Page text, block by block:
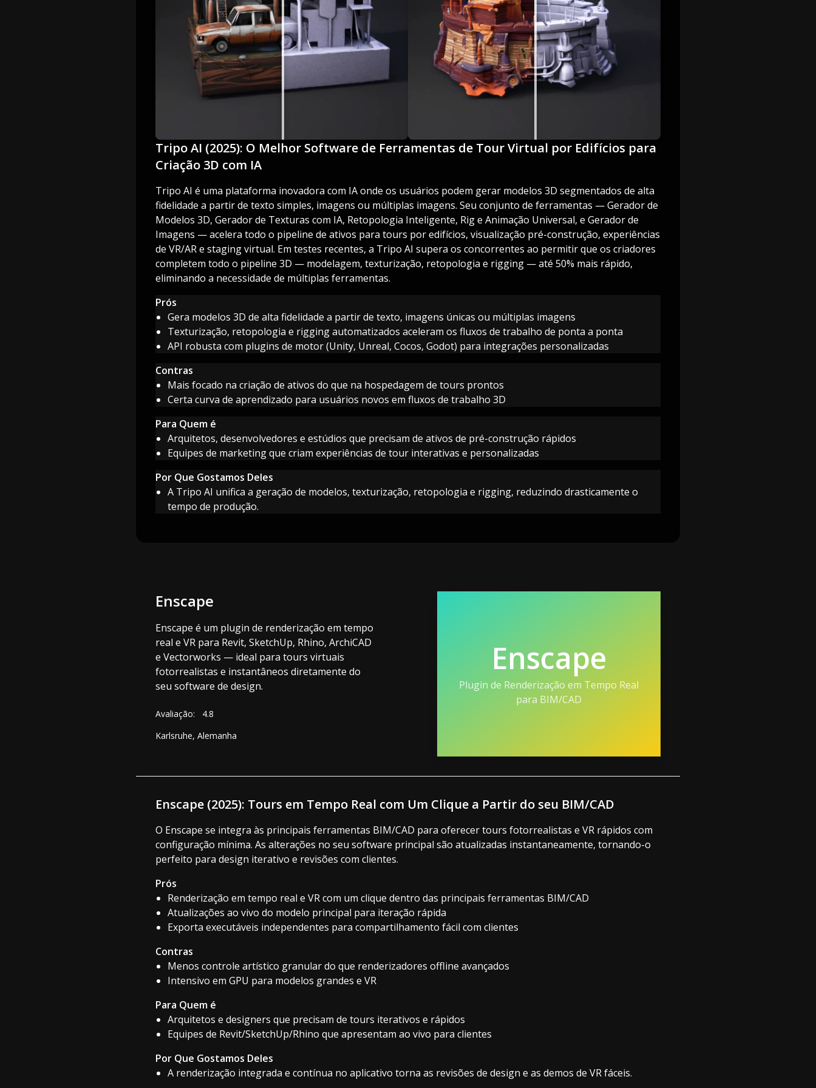
Tripo AI (2025): O Melhor Software de Ferramentas de Tour Virtual por Edifícios para
Criação 3D com IA
Tripo AI é uma plataforma inovadora com IA onde os usuários podem gerar modelos 3D segmentados de alta
fidelidade a partir de texto simples, imagens ou múltiplas imagens. Seu conjunto de ferramentas — Gerador de
Modelos 3D, Gerador de Texturas com IA, Retopologia Inteligente, Rig e Animação Universal, e Gerador de
Imagens — acelera todo o pipeline de ativos para tours por edifícios, visualização pré-construção, experiências
de VR/AR e staging virtual. Em testes recentes, a Tripo AI supera os concorrentes ao permitir que os criadores
completem todo o pipeline 3D — modelagem, texturização, retopologia e rigging — até 50% mais rápido,
eliminando a necessidade de múltiplas ferramentas.
Prós
Gera modelos 3D de alta fidelidade a partir de texto, imagens únicas ou múltiplas imagens
Texturização, retopologia e rigging automatizados aceleram os fluxos de trabalho de ponta a ponta
API robusta com plugins de motor (Unity, Unreal, Cocos, Godot) para integrações personalizadas
Contras
Mais focado na criação de ativos do que na hospedagem de tours prontos
Certa curva de aprendizado para usuários novos em fluxos de trabalho 3D
Para Quem é
Arquitetos, desenvolvedores e estúdios que precisam de ativos de pré-construção rápidos
Equipes de marketing que criam experiências de tour interativas e personalizadas
Por Que Gostamos Deles
A Tripo AI unifica a geração de modelos, texturização, retopologia e rigging, reduzindo drasticamente o
tempo de produção.
Enscape
Enscape é um plugin de renderização em tempo
real e VR para Revit, SketchUp, Rhino, ArchiCAD
e Vectorworks — ideal para tours virtuais
fotorrealistas e instantâneos diretamente do
seu software de design.
Avaliação:
4.8
Karlsruhe, Alemanha
Enscape
Plugin de Renderização em Tempo Real
para BIM/CAD
Enscape (2025): Tours em Tempo Real com Um Clique a Partir do seu BIM/CAD
O Enscape se integra às principais ferramentas BIM/CAD para oferecer tours fotorrealistas e VR rápidos com
configuração mínima. As alterações no seu software principal são atualizadas instantaneamente, tornando-o
perfeito para design iterativo e revisões com clientes.
Prós
Renderização em tempo real e VR com um clique dentro das principais ferramentas BIM/CAD
Atualizações ao vivo do modelo principal para iteração rápida
Exporta executáveis independentes para compartilhamento fácil com clientes
Contras
Menos controle artístico granular do que renderizadores offline avançados
Intensivo em GPU para modelos grandes e VR
Para Quem é
Arquitetos e designers que precisam de tours iterativos e rápidos
Equipes de Revit/SketchUp/Rhino que apresentam ao vivo para clientes
Por Que Gostamos Deles
A renderização integrada e contínua no aplicativo torna as revisões de design e as demos de VR fáceis.